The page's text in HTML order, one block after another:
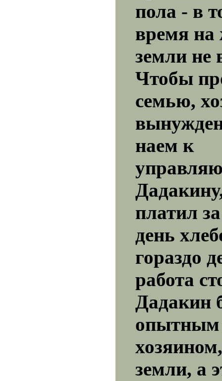
пола - в
время
земли не
Чтобы
семью,
наем к
платил
день
гораздо
работа
Дадакин
земли, а